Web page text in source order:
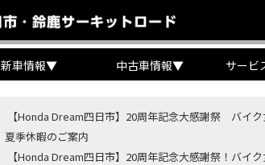
新車情報▼ 中古車情報▼ サービ
【Honda Dream四日市】20周年記念大感謝祭 バイ
夏季休暇のご案内
【Honda Dream四日市】20周年記念大感謝祭！バイ